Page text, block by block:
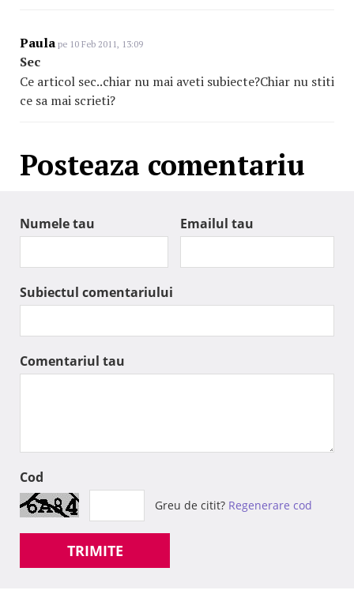
Paula pe 10 Feb 2011, 13:09
Sec
Ce articol sec..chiar nu mai aveti subiecte?Chiar nu stiti
ce sa mai scrieti?
Posteaza comentariu
Numele tau Emailul tau
Subiectul comentariului
Comentariul tau
Cod
Greu de citit? Regenerare cod
TRIMITE